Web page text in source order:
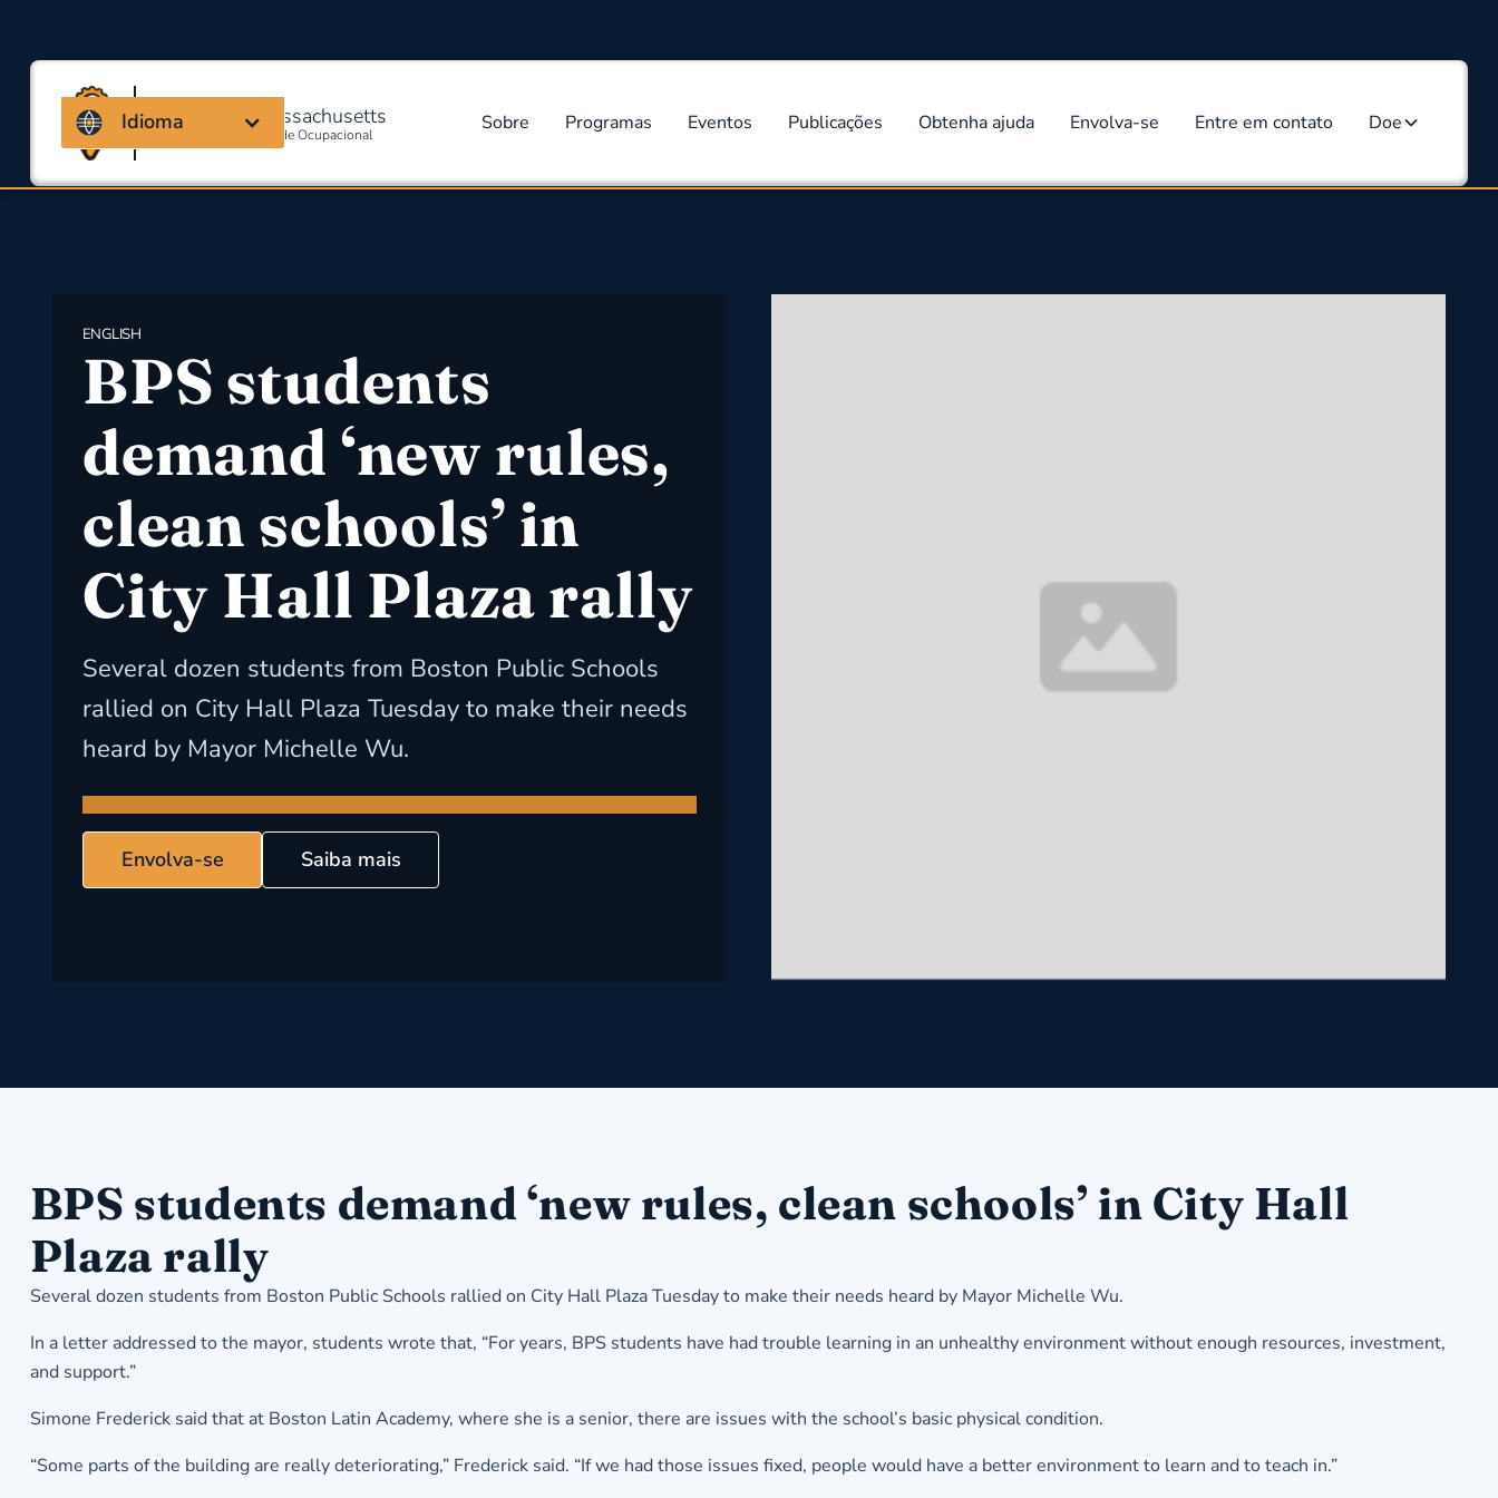
Coalizão de Massachusetts
Para Segurança E Saúde Ocupacional Sobre Programas Eventos Publicações Obtenha ajuda Envolva-se Entre em contato Doe
Idioma
ENGLISH
BPS students
demand ‘new rules,
clean schools’ in
City Hall Plaza rally
Several dozen students from Boston Public Schools
rallied on City Hall Plaza Tuesday to make their needs
heard by Mayor Michelle Wu.
Envolva-se Saiba mais
BPS students demand ‘new rules, clean schools’ in City Hall
Plaza rally
Several dozen students from Boston Public Schools rallied on City Hall Plaza Tuesday to make their needs heard by Mayor Michelle Wu.
In a letter addressed to the mayor, students wrote that, “For years, BPS students have had trouble learning in an unhealthy environment without enough resources, investment,
and support.”
Simone Frederick said that at Boston Latin Academy, where she is a senior, there are issues with the school’s basic physical condition.
“Some parts of the building are really deteriorating,” Frederick said. “If we had those issues fixed, people would have a better environment to learn and to teach in.”